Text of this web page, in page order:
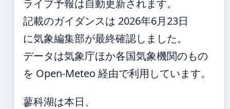
ライブ予報は自動更新されます。
記載のガイダンスは 2026年6月23日
に気象編集部が最終確認しました。
データは気象庁ほか各国気象機関のもの
を Open-Meteo 経由で利用しています。
蓼科湖は本日、